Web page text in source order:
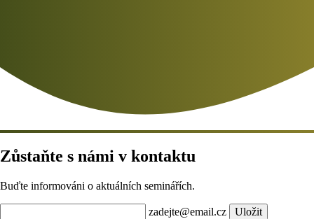
Zůstaňte s námi v kontaktu
Buďte informováni o aktuálních seminářích.
zadejte@email.cz
Uložit